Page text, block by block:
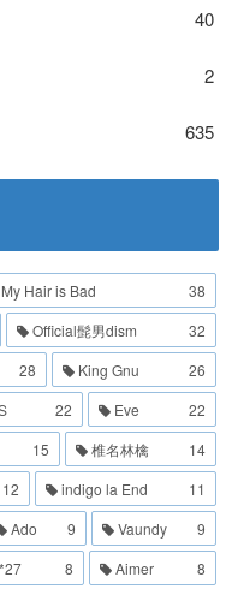
40
2
635
Hair is Bad
38
Official髭男dism
32
28 King Gnu
26
22 Eve
22
15 椎名林檎
14
12 indigo la End
11
Ado 9 Vaundy
9
8 Aimer
8